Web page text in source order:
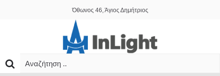
Όθωνος 46, Άγιος Δημήτριος